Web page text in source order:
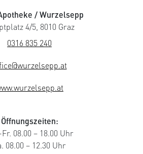
/ Wurzelsepp
4/5, 8010 Graz
0316 835 240
Öffnungszeiten:
08.00 – 18.00 Uhr
08.00 – 12.30 Uhr